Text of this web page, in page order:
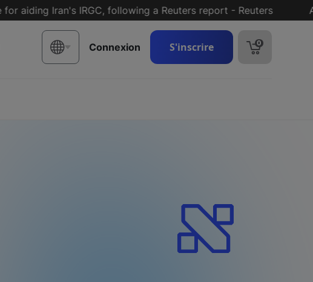
Iran's IRGC, following a Reuters report - Reuters A
Connexion S'inscrire 0